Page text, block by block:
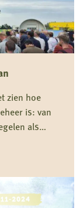
zien hoe
is: van
als
te
jagers en